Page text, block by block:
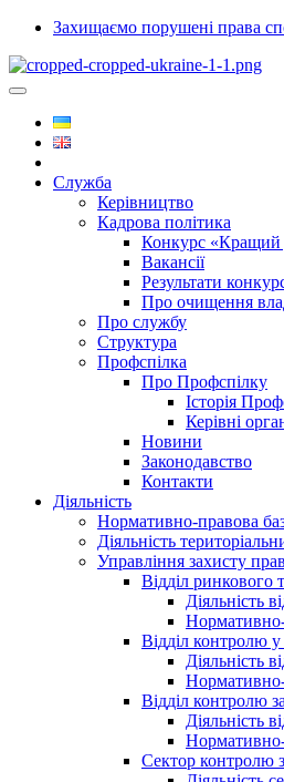
Захищаємо порушені права
Служба
Керівництво
Кадрова політика
Конкурс «Кращий
Вакансії
Результати
Про очищення
Про службу
Структура
Профспілка
Про Профспілку
Історія
Керівні
Новини
Законодавство
Контакти
Діяльність
Нормативно-правова
Діяльність
Управління захисту
Відділ ринкового
Діяльність
Відділ контролю у
Діяльність
Відділ контролю
Діяльність
Сектор контролю